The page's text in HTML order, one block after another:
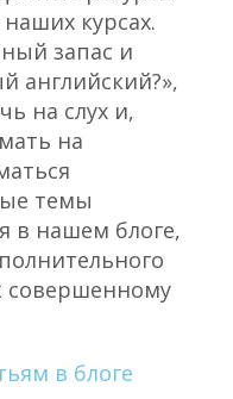
курсах.
запас и
английский?»,
на слух и,
на
темы
в нашем блоге,
совершенному
в блоге